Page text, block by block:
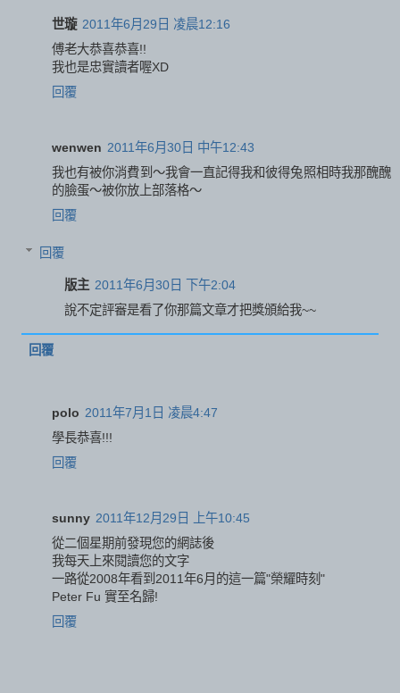
世璇 2011年6月29日 凌晨12:16
傅老大恭喜恭喜!!
我也是忠實讀者喔XD
回覆
wenwen 2011年6月30日 中午12:43
我也有被你消費到～我會一直記得我和彼得兔照相時我那醜醜
的臉蛋～被你放上部落格～
回覆
回覆
版主 2011年6月30日 下午2:04
說不定評審是看了你那篇文章才把獎頒給我~~
回覆
polo 2011年7月1日 凌晨4:47
學長恭喜!!!
回覆
sunny 2011年12月29日 上午10:45
從二個星期前發現您的網誌後
我每天上來閱讀您的文字
一路從2008年看到2011年6月的這一篇"榮耀時刻"
Peter Fu 實至名歸!
回覆